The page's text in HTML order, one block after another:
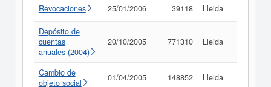
Revocaciones 25/01/2006 39118 Lleida
Depósito de
cuentas
anuales (2004)
20/10/2005 771310 Lleida
Cambio de
objeto social
01/04/2005 148852 Lleida